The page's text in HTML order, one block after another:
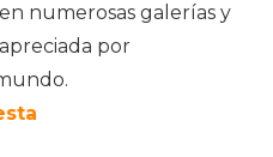
numerosas galerías y
por